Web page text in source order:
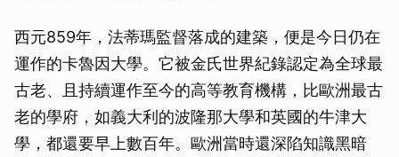
西元859年，法蒂瑪監督落成的建築，便是今日仍在
運作的卡魯因大學。它被金氏世界紀錄認定為全球最
古老、且持續運作至今的高等教育機構，比歐洲最古
老的學府，如義大利的波隆那大學和英國的牛津大
學，都還要早上數百年。歐洲當時還深陷知識黑暗